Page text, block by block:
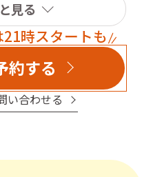
ことも実感してます。
こと尽くしです。
もいつも明るくて清潔
めしますよ(^○^)
見る
時スタートも
約する
い合わせる